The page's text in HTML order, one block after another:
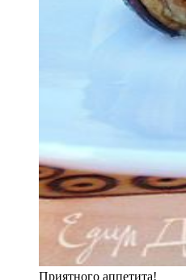
Приятного аппетита!